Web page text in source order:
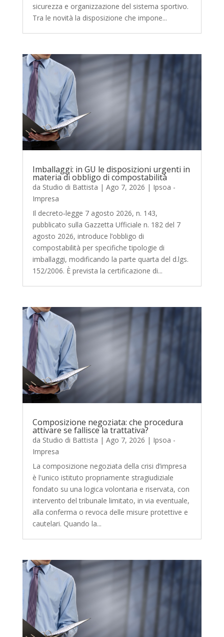
sicurezza e organizzazione del sistema sportivo.
Tra le novità la disposizione che impone...
Imballaggi: in GU le disposizioni urgenti in
materia di obbligo di compostabilità
da Studio di Battista | Ago 7, 2026 | Ipsoa -
Impresa
Il decreto‑legge 7 agosto 2026, n. 143,
pubblicato sulla Gazzetta Ufficiale n. 182 del 7
agosto 2026, introduce l’obbligo di
compostabilità per specifiche tipologie di
imballaggi, modificando la parte quarta del d.lgs.
152/2006. È prevista la certificazione di...
Composizione negoziata: che procedura
attivare se fallisce la trattativa?
da Studio di Battista | Ago 7, 2026 | Ipsoa -
Impresa
La composizione negoziata della crisi d’impresa
è l'unico istituto propriamente stragiudiziale
fondato su una logica volontaria e riservata, con
intervento del tribunale limitato, in via eventuale,
alla conferma o revoca delle misure protettive e
cautelari. Quando la...